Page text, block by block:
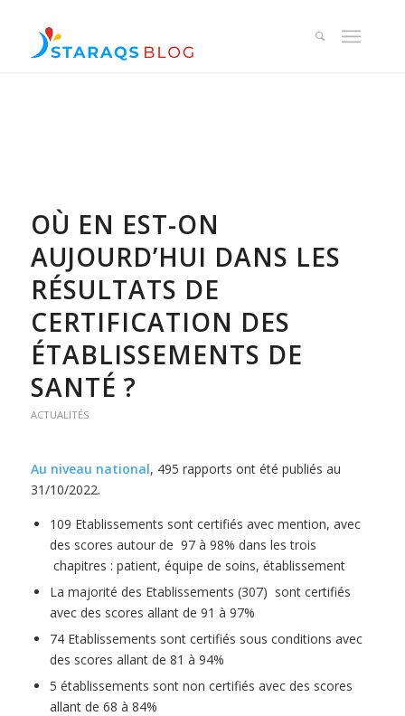
OÙ EN EST-ON
AUJOURD’HUI DANS LES
RÉSULTATS DE
CERTIFICATION DES
ÉTABLISSEMENTS DE
SANTÉ ?
ACTUALITÉS
Au niveau national, 495 rapports ont été publiés au
31/10/2022.
109 Etablissements sont certifiés avec mention, avec
des scores autour de 97 à 98% dans les trois
chapitres : patient, équipe de soins, établissement
La majorité des Etablissements (307) sont certifiés
avec des scores allant de 91 à 97%
74 Etablissements sont certifiés sous conditions avec
des scores allant de 81 à 94%
5 établissements sont non certifiés avec des scores
allant de 68 à 84%